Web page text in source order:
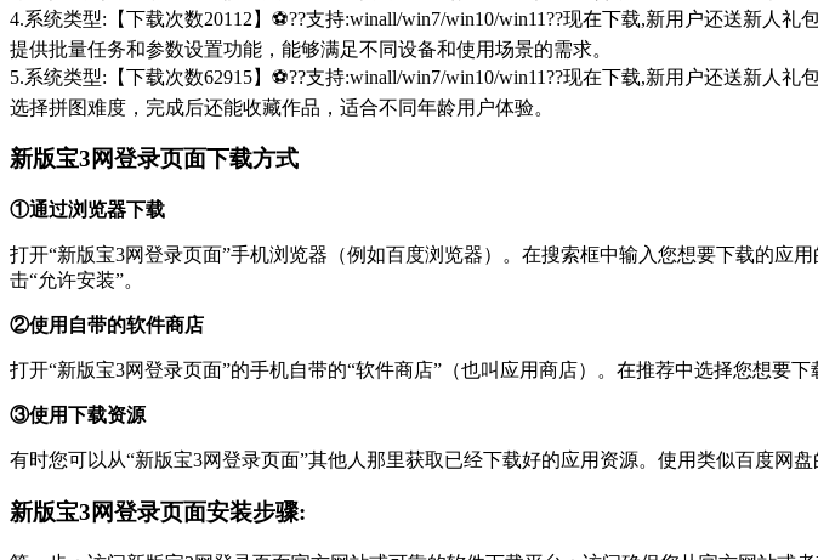
4.系统类型:【下载次数20112】⚽??支持:winall/win7/win10/win11??现在下载,新用户还送新
提供批量任务和参数设置功能，能够满足不同设备和使用场景的需求。
5.系统类型:【下载次数62915】⚽??支持:winall/win7/win10/win11??现在下载,新用户还送新
选择拼图难度，完成后还能收藏作品，适合不同年龄用户体验。
新版宝3网登录页面下载方式
①通过浏览器下载
打开“新版宝3网登录页面”手机浏览器（例如百度浏览器）。在搜索框中输入您想要下载的应用
击“允许安装”。
②使用自带的软件商店
打开“新版宝3网登录页面”的手机自带的“软件商店”（也叫应用商店）。在推荐中选择您想要
③使用下载资源
有时您可以从“新版宝3网登录页面”其他人那里获取已经下载好的应用资源。使用类似百度网
新版宝3网登录页面安装步骤: